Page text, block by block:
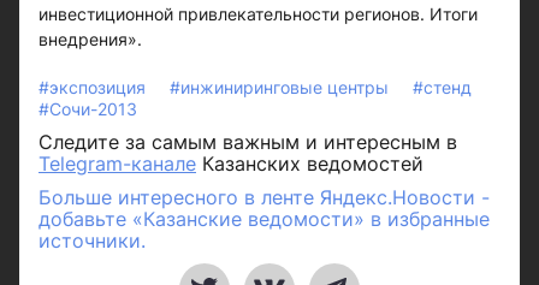
инвестиционной привлекательности регионов. Итоги
внедрения».
#экспозиция #инжиниринговые центры
#стенд
#Сочи-2013
Следите за самым важным и интересным в
Telegram-канале Казанских ведомостей
Больше интересного в ленте Яндекс.Новости -
добавьте «Казанские ведомости» в избранные
источники.